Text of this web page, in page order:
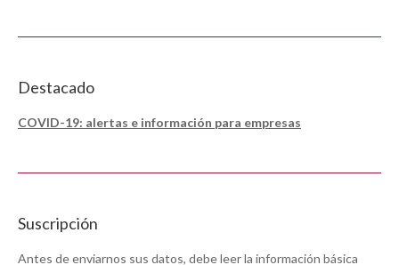
Destacado
COVID-19: alertas e información para empresas
Suscripción
Antes de enviarnos sus datos, debe leer la información básica